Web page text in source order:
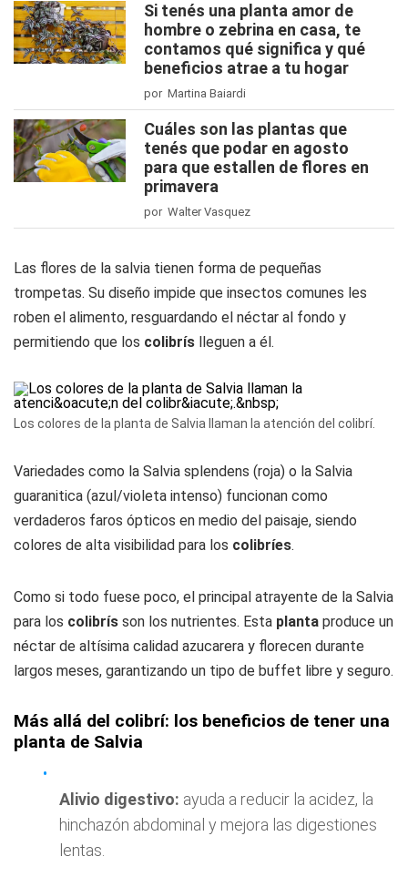
Si tenés una planta amor de
hombre o zebrina en casa, te
contamos qué significa y qué
beneficios atrae a tu hogar
por Martina Baiardi
Cuáles son las plantas que
tenés que podar en agosto
para que estallen de flores en
primavera
por Walter Vasquez
Las flores de la salvia tienen forma de pequeñas
trompetas. Su diseño impide que insectos comunes les
roben el alimento, resguardando el néctar al fondo y
permitiendo que los colibrís lleguen a él.
Los colores de la planta de Salvia llaman la atención del colibrí.
Variedades como la Salvia splendens (roja) o la Salvia
guaranitica (azul/violeta intenso) funcionan como
verdaderos faros ópticos en medio del paisaje, siendo
colores de alta visibilidad para los colibríes.
Como si todo fuese poco, el principal atrayente de la Salvia
para los colibrís son los nutrientes. Esta planta produce un
néctar de altísima calidad azucarera y florecen durante
largos meses, garantizando un tipo de buffet libre y seguro.
Más allá del colibrí: los beneficios de tener una
planta de Salvia
Alivio digestivo: ayuda a reducir la acidez, la
hinchazón abdominal y mejora las digestiones
lentas.